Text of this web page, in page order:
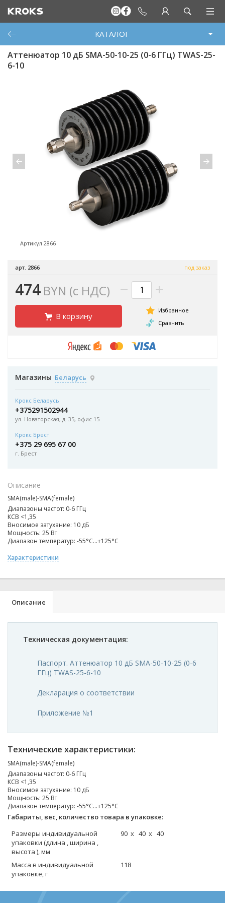
КАТАЛОГ
Аттенюатор 10 дБ SMA-50-10-25 (0-6 ГГц) TWAS-25-
6-10
Артикул 2866
арт. 2866 под заказ
474 BYN (с НДС)
В корзину
Магазины Беларусь
Крокс Беларусь
+375291502944
ул. Новаторская, д. 35, офис 15
Крокс Брест
+375 29 695 67 00
г. Брест
Описание
SMA(male)-SMA(female)
Диапазоны частот: 0-6 ГГц
КСВ <1,35
Вносимое затухание: 10 дБ
Мощность: 25 Вт
Диапазон температур: -55°C...+125°C
Характеристики
Описание
Техническая документация:
Паспорт. Аттенюатор 10 дБ SMA-50-10-25 (0-6
ГГц) TWAS-25-6-10
Декларация о соответствии
Приложение №1
Технические характеристики:
SMA(male)-SMA(female)
Диапазоны частот: 0-6 ГГц
КСВ <1,35
Вносимое затухание: 10 дБ
Мощность: 25 Вт
Диапазон температур: -55°C...+125°C
Габариты, вес, количество товара в упаковке:
Размеры индивидуальной
упаковки (длина , ширина ,
высота ), мм
90 x 40 x 40
Масса в индивидуальной
упаковке, г
118